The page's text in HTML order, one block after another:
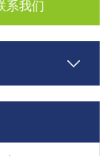
系我们